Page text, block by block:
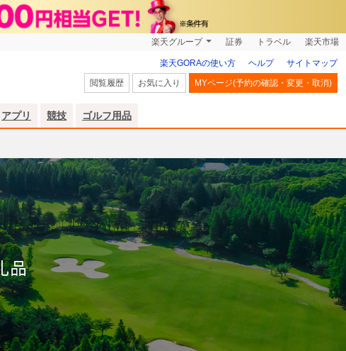
楽天グループ 証券 トラベル 楽天市場
楽天GORAの使い方 ヘルプ サイトマップ
閲覧履歴 お気に入り MYページ(予約の確認・変更・取消)
アプリ 競技 ゴルフ用品
品